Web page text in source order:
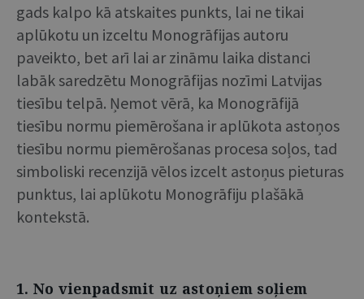
gads kalpo kā atskaites punkts, lai ne tikai
aplūkotu un izceltu Monogrāfijas autoru
paveikto, bet arī lai ar zināmu laika distanci
labāk saredzētu Monogrāfijas nozīmi Latvijas
tiesību telpā. Ņemot vērā, ka Monogrāfijā
tiesību normu piemērošana ir aplūkota astoņos
tiesību normu piemērošanas procesa soļos, tad
simboliski recenzijā vēlos izcelt astoņus pieturas
punktus, lai aplūkotu Monogrāfiju plašākā
kontekstā.
1. No vienpadsmit uz astoņiem soļiem